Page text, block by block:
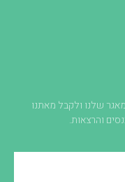
שלנו ולקבל מאתנו
והרצאות.